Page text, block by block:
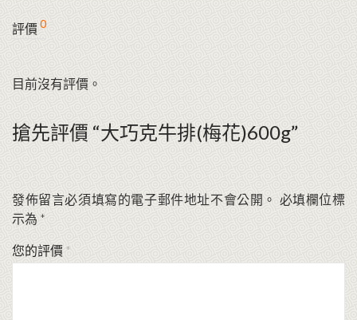
評價0
目前沒有評價。
搶先評價 “大巧克牛排(梅花)600g”
發佈留言必須填寫的電子郵件地址不會公開。 必填欄位標
示為 *
您的評價 *